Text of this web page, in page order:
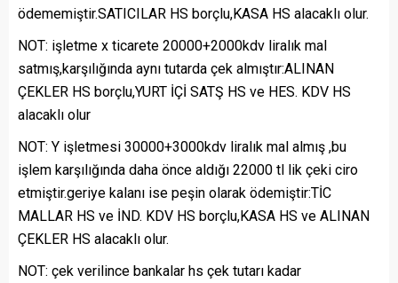
ödememiştir.SATICILAR HS borçlu,KASA HS alacaklı olur.
NOT: işletme x ticarete 20000+2000kdv liralık mal
satmış,karşılığında aynı tutarda çek almıştır:ALINAN
ÇEKLER HS borçlu,YURT İÇİ SATŞ HS ve HES. KDV HS
alacaklı olur
NOT: Y işletmesi 30000+3000kdv liralık mal almış ,bu
işlem karşılığında daha önce aldığı 22000 tl lik çeki ciro
etmiştir.geriye kalanı ise peşin olarak ödemiştir:TİC
MALLAR HS ve İND. KDV HS borçlu,KASA HS ve ALINAN
ÇEKLER HS alacaklı olur.
NOT: çek verilince bankalar hs çek tutarı kadar